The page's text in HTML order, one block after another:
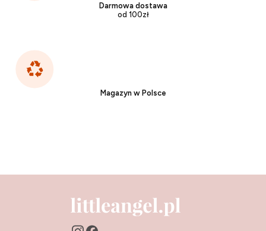
Darmowa dostawa
od 100zł
Magazyn w Polsce